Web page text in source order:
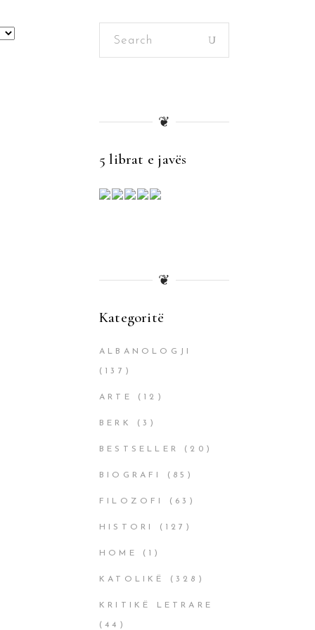
Search
❦
5 librat e javës
❦
Kategoritë
ALBANOLOGJI
(137)
ARTE (12)
BERK (3)
BESTSELLER (20)
BIOGRAFI (85)
FILOZOFI (63)
HISTORI (127)
HOME (1)
KATOLIKË (328)
KRITIKË LETRARE
(44)